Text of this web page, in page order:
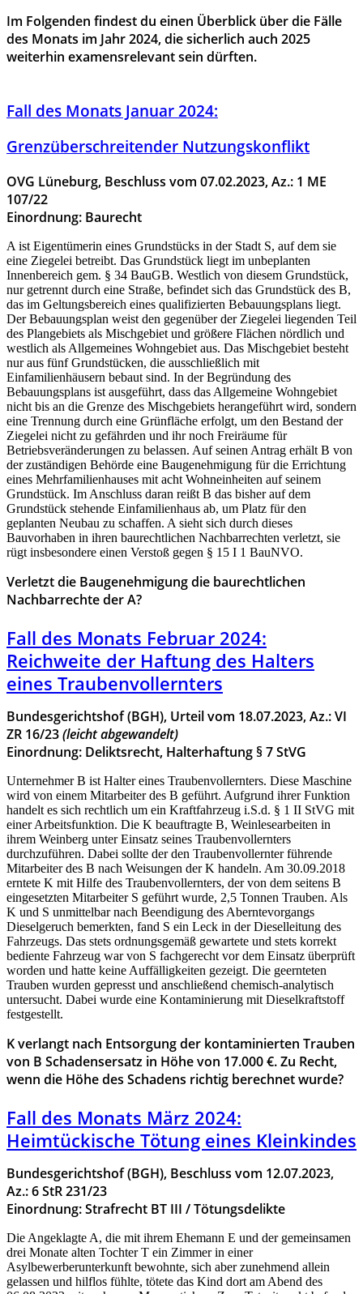
Im Folgenden findest du einen Überblick über die Fälle
des Monats im Jahr 2024, die sicherlich auch 2025
weiterhin examensrelevant sein dürften.
Fall des Monats Januar 2024:
Grenzüberschreitender Nutzungskonflikt
OVG Lüneburg, Beschluss vom 07.02.2023, Az.: 1 ME
107/22
Einordnung: Baurecht
A ist Eigentümerin eines Grundstücks in der Stadt S, auf dem sie
eine Ziegelei betreibt. Das Grundstück liegt im unbeplanten
Innenbereich gem. § 34 BauGB. Westlich von diesem Grundstück,
nur getrennt durch eine Straße, befindet sich das Grundstück des B,
das im Geltungsbereich eines qualifizierten Bebauungsplans liegt.
Der Bebauungsplan weist den gegenüber der Ziegelei liegenden Teil
des Plangebiets als Mischgebiet und größere Flächen nördlich und
westlich als Allgemeines Wohngebiet aus. Das Mischgebiet besteht
nur aus fünf Grundstücken, die ausschließlich mit
Einfamilienhäusern bebaut sind. In der Begründung des
Bebauungsplans ist ausgeführt, dass das Allgemeine Wohngebiet
nicht bis an die Grenze des Mischgebiets herangeführt wird, sondern
eine Trennung durch eine Grünfläche erfolgt, um den Bestand der
Ziegelei nicht zu gefährden und ihr noch Freiräume für
Betriebsveränderungen zu belassen. Auf seinen Antrag erhält B von
der zuständigen Behörde eine Baugenehmigung für die Errichtung
eines Mehrfamilienhauses mit acht Wohneinheiten auf seinem
Grundstück. Im Anschluss daran reißt B das bisher auf dem
Grundstück stehende Einfamilienhaus ab, um Platz für den
geplanten Neubau zu schaffen. A sieht sich durch dieses
Bauvorhaben in ihren baurechtlichen Nachbarrechten verletzt, sie
rügt insbesondere einen Verstoß gegen § 15 I 1 BauNVO.
Verletzt die Baugenehmigung die baurechtlichen
Nachbarrechte der A?
Fall des Monats Februar 2024:
Reichweite der Haftung des Halters
eines Traubenvollernters
Bundesgerichtshof (BGH), Urteil vom 18.07.2023, Az.: VI
ZR 16/23(leicht abgewandelt)
Einordnung: Deliktsrecht, Halterhaftung § 7 StVG
Unternehmer B ist Halter eines Traubenvollernters. Diese Maschine
wird von einem Mitarbeiter des B geführt. Aufgrund ihrer Funktion
handelt es sich rechtlich um ein Kraftfahrzeug i.S.d. § 1 II StVG mit
einer Arbeitsfunktion. Die K beauftragte B, Weinlesearbeiten in
ihrem Weinberg unter Einsatz seines Traubenvollernters
durchzuführen. Dabei sollte der den Traubenvollernter führende
Mitarbeiter des B nach Weisungen der K handeln. Am 30.09.2018
erntete K mit Hilfe des Traubenvollernters, der von dem seitens B
eingesetzten Mitarbeiter S geführt wurde, 2,5 Tonnen Trauben. Als
K und S unmittelbar nach Beendigung des Aberntevorgangs
Dieselgeruch bemerkten, fand S ein Leck in der Dieselleitung des
Fahrzeugs. Das stets ordnungsgemäß gewartete und stets korrekt
bediente Fahrzeug war von S fachgerecht vor dem Einsatz überprüft
worden und hatte keine Auffälligkeiten gezeigt. Die geernteten
Trauben wurden gepresst und anschließend chemisch-analytisch
untersucht. Dabei wurde eine Kontaminierung mit Dieselkraftstoff
festgestellt.
K verlangt nach Entsorgung der kontaminierten Trauben
von B Schadensersatz in Höhe von 17.000 €. Zu Recht,
wenn die Höhe des Schadens richtig berechnet wurde?
Fall des Monats März 2024:
Heimtückische Tötung eines Kleinkindes
Bundesgerichtshof (BGH), Beschluss vom 12.07.2023,
Az.: 6 StR 231/23
Einordnung: Strafrecht BT III / Tötungsdelikte
Die Angeklagte A, die mit ihrem Ehemann E und der gemeinsamen
drei Monate alten Tochter T ein Zimmer in einer
Asylbewerberunterkunft bewohnte, sich aber zunehmend allein
gelassen und hilflos fühlte, tötete das Kind dort am Abend des